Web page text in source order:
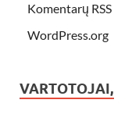
Komentarų
WordPress.org